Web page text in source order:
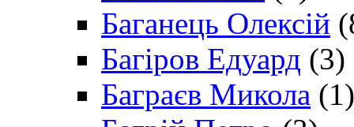
Баганець Олексій
Багіров Едуард (3)
Баграєв Микола (1)